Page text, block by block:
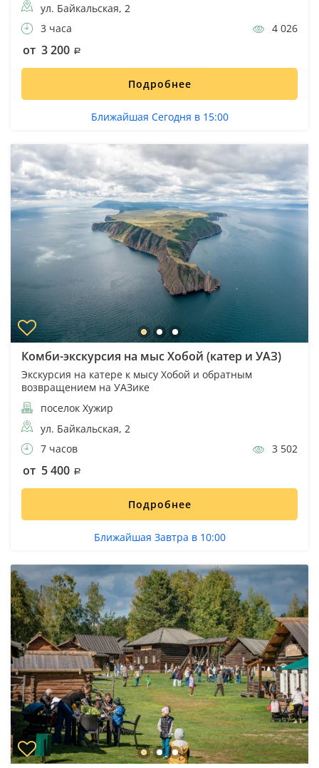
ул. Байкальская, 2
3 часа
4 026
от 3 200
Подробнее
Ближайшая Сегодня в 15:00
Комби-экскурсия на мыс Хобой (катер и УАЗ)
Экскурсия на катере к мысу Хобой и обратным
возвращением на УАЗике
поселок Хужир
ул. Байкальская, 2
7 часов
3 502
от 5 400
Подробнее
Ближайшая Завтра в 10:00